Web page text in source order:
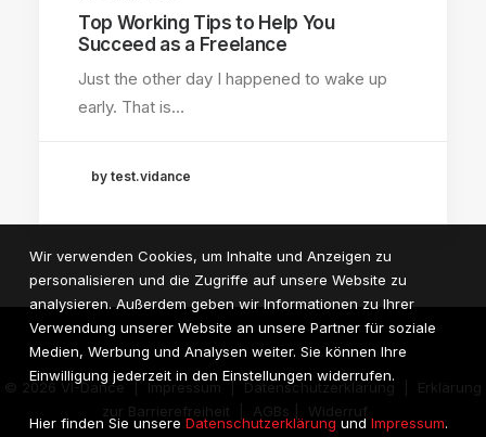
Top Working Tips to Help You
Succeed as a Freelance
Just the other day I happened to wake up
early. That is…
by test.vidance
© 2026 VI-Dance | Impressum Datenschutzerklärung
Erklärung
zur Barrierefreiheit
AGBs Widerruf
Wir verwenden Cookies, um Inhalte und Anzeigen zu
personalisieren und die Zugriffe auf unsere Website zu
analysieren. Außerdem geben wir Informationen zu Ihrer
Verwendung unserer Website an unsere Partner für soziale
Medien, Werbung und Analysen weiter. Sie können Ihre
Einwilligung jederzeit in den Einstellungen widerrufen.
Hier finden Sie unsere Datenschutzerklärung und Impressum.